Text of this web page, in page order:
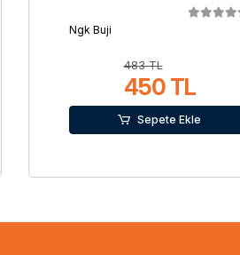
Ngk Buji
483 TL
450 TL
Sepete Ekle